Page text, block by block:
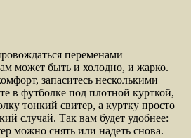
переменами
может быть и холодно, и жарко.
запаситесь несколькими
в футболке под плотной курткой,
тонкий свитер, а куртку просто
случай. Так вам будет удобнее:
можно снять или надеть снова.